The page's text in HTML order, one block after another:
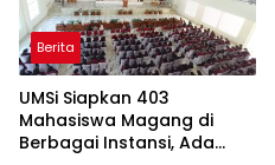
Berita
UMSi Siapkan 403
Mahasiswa Magang di
Berbagai Instansi, Ada